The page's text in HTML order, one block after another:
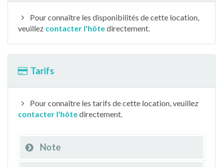
Pour connaître les disponibilités de cette location,
veuillez contacter l'hôtedirectement.
Tarifs
Pour connaître les tarifs de cette location, veuillez
contacter l'hôtedirectement.
Note